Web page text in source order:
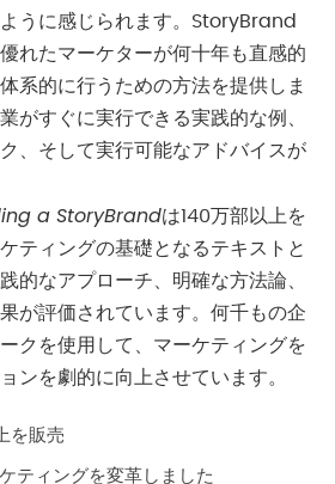
うに感じられます。StoryBrand
れたマーケターが何十年も直感的
系的に行うための方法を提供しま
がすぐに実行できる実践的な例、
、そして実行可能なアドバイスが
a StoryBrandは140万部以上を
ティングの基礎となるテキストと
的なアプローチ、明確な方法論、
が評価されています。何千もの企
クを使用して、マーケティングを
ンを劇的に向上させています。
を販売
ティングを変革しました